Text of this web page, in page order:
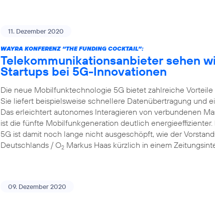
11. Dezember 2020
WAYRA KONFERENZ “THE FUNDING COCKTAIL”:
Telekommunikationsanbieter sehen
Startups bei 5G-Innovationen
Die neue Mobilfunktechnologie 5G bietet zahlreiche
Sie liefert beispielsweise schnellere Datenübertragung und
Das erleichtert autonomes Interagieren von verbundenen
ist die fünfte Mobilfunkgeneration deutlich
5G ist damit noch lange nicht ausgeschöpft, wie der
Deutschlands / O2 Markus Haas kürzlich in einem
09. Dezember 2020